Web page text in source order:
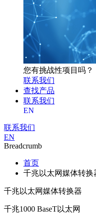
您有挑战性项目吗？
联系我们
查找产品
联系我们
EN
联系我们
EN
Breadcrumb
首页
千兆以太网媒体转换
千兆以太网媒体转换器
千兆1000 BaseT以太网